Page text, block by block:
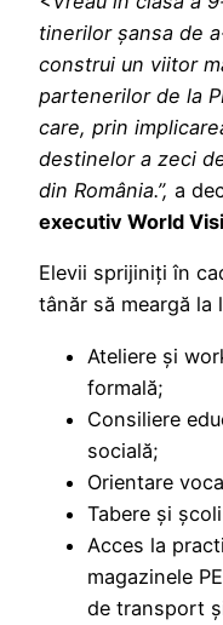
tinerilor șansa de
construi un viitor
partenerilor de la
care, prin
destinelor a zeci
din România.”, a
executiv World
Elevii sprijiniți în
tânăr să meargă la
Ateliere și
formală;
Consiliere
socială;
Orientare
Tabere și
Acces la
magazinele
de transport